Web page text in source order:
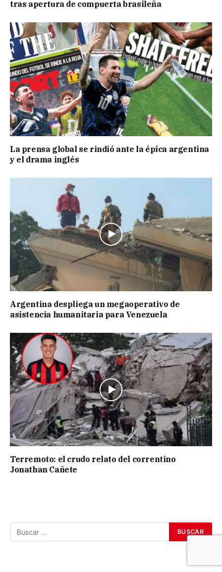
tras apertura de compuerta brasileña
La prensa global se rindió ante la épica argentina
y el drama inglés
Argentina despliega un megaoperativo de
asistencia humanitaria para Venezuela
Terremoto: el crudo relato del correntino
Jonathan Cañete